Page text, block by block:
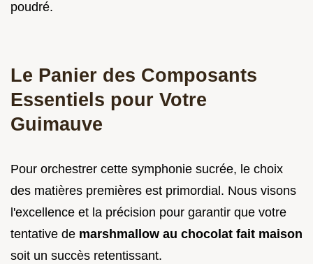
poudré.
Le Panier des Composants
Essentiels pour Votre
Guimauve
Pour orchestrer cette symphonie sucrée, le choix
des matières premières est primordial. Nous visons
l'excellence et la précision pour garantir que votre
tentative de marshmallow au chocolat fait maison
soit un succès retentissant.